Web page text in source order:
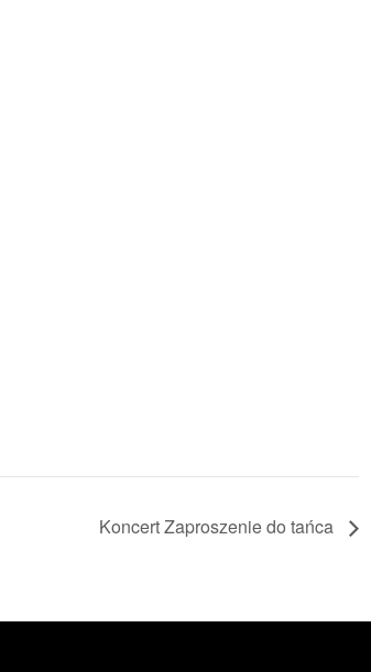
Koncert Zaproszenie do tańca